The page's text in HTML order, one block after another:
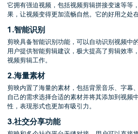
它拥有强迫视频，包括视频剪辑拼接变速等等
果，让视频变得更加流畅自然。它的好用之处
1.智能识别
剪映具备智能识别功能，可以自动识别视频中
用户提供智能剪辑建议，极大提高了剪辑效率
视频剪辑工作。
2.海量素材
剪映内置了海量的素材，包括背景音乐、字幕
自己的需求选择合适的素材并将其添加到视频
性，表现形式也更加有吸引力。
3.社交分享功能